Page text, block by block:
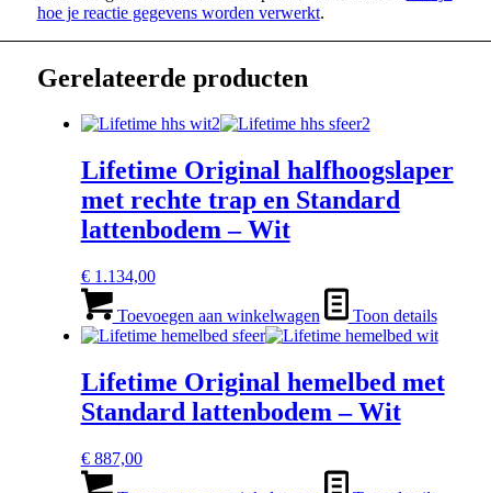
hoe je reactie gegevens worden verwerkt.
Gerelateerde producten
Lifetime Original halfhoogslaper
met rechte trap en Standard
lattenbodem – Wit
€1.134,00
Toevoegen aan winkelwagen Toon details
Lifetime Original hemelbed met
Standard lattenbodem – Wit
€887,00